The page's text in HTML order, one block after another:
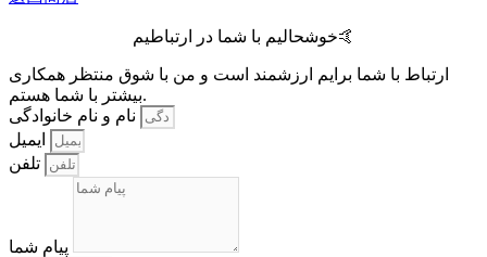
خوشحالیم با شما در ارتباطیم🤙
ارتباط با شما برایم ارزشمند است و من با شوق منتظر همکاری
بیشتر با شما هستم.